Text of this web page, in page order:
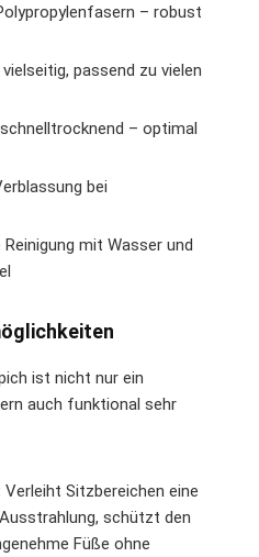
– robust
passend zu vielen
– optimal
bei
mit Wasser und
ist nicht nur ein
auch funktional sehr
Verleiht Sitzbereichen eine
schützt den
Füße ohne